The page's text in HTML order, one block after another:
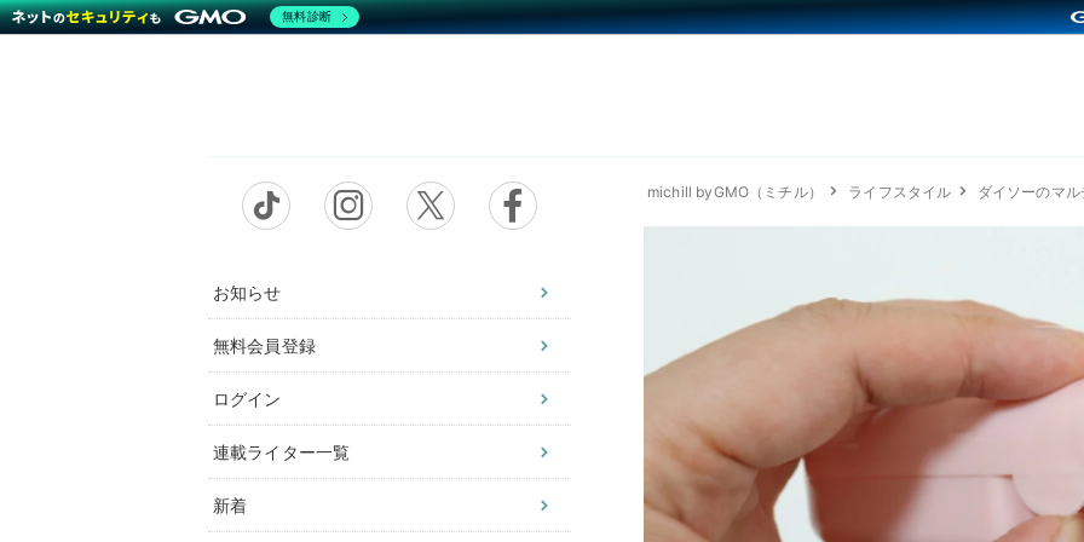
お知らせ
無料会員登録
ログイン
連載ライター一覧
新着
michill byGMO（ミチル） ライフスタイル ダイソーのマ
無料診断